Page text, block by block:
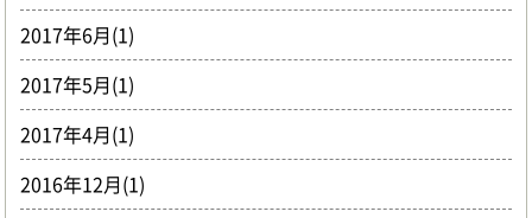
2017年6月(1)
2017年5月(1)
2017年4月(1)
2016年12月(1)